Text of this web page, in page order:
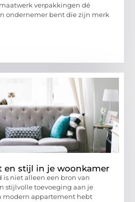
verpakkingen dé
ondernemer bent die zijn merk
en stijl in je woonkamer
is niet alleen een bron van
stijlvolle toevoeging aan je
modern appartement hebt